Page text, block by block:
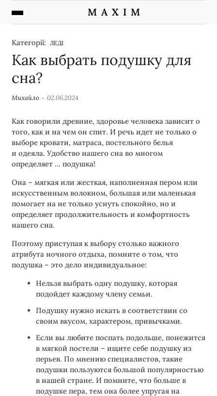
M A X I M
Категорії: ЛЕДІ
Как выбрать подушку для
сна?
Михайло 02.06.2024
Как говорили древние, здоровье человека зависит о
того, как и на чем он спит. И речь идет не только о
выборе кровати, матраса, постельного белья
и одеяла. Удобство нашего сна во многом
определяет … подушка!
Она – мягкая или жесткая, наполненная пером или
искусственным волокном, большая или маленькая
помогает на не только уснуть спокойно, но и
определяет продолжительность и комфортность
нашего сна.
Поэтому приступая к выбору столько важного
атрибута ночного отдыха, помните о том, что
подушка – это дело индивидуальное:
Нельзя выбрать одну подушку, которая
подойдет каждому члену семьи.
Подушку нужно искать в соответствии со
своим вкусом, характером, привычками.
Если вы любите поспать подольше, понежится
в мягкой постели – ищите себе подушку из
перьев. По мнению специалистов, такие
подушки пользуются большой популярностью
в нашей стране. И помните, что больше в
подушке пера, тем она более упругая на